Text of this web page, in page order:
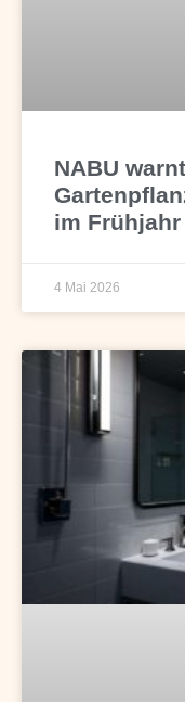
NABU
im
4 Mai 2026